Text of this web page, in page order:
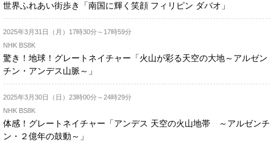
世界ふれあい街歩き「南国に輝く笑顔 フィリピン ダバオ」
2025年3月31日（月）17時30分～17時59分
NHK BS8K
驚き！地球！グレートネイチャー「火山が彩る天空の大地～アルゼン
チン・アンデス山脈～」
2025年3月30日（日）23時00分～24時29分
NHK BS8K
体感！グレートネイチャー「アンデス 天空の火山地帯 ～アルゼンチ
ン・２億年の鼓動～」